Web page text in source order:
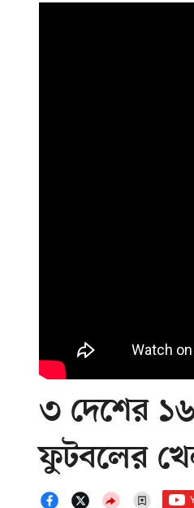
৩ দেশের
ফুটবলের